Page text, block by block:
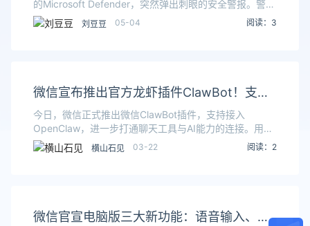
的Microsoft Defender，突然弹出刺眼的安全警报。警报
明确提示，电脑感染了名为Trojan：
Win32/Cerdigent.A！dha的
刘豆豆 05-04 阅读：3
微信宣布推出官方龙虾插件ClawBot！支持
接入OpenClaw 发个消息就能调用
今日，微信正式推出微信ClawBot插件，支持接入
OpenClaw，进一步打通聊天工具与AI能力的连接。用户
只需扫码或复制指令，即可将OpenClaw接入微信，连接
完成后，便可以通过微信聊天的形式，直
横山石见 03-22 阅读：2
微信官宣电脑版三大新功能：语音输入、一